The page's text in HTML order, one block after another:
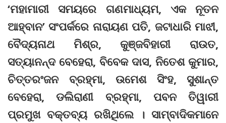
‘ମହାମାରୀ ସମୟରେ ଗଣମାଧ୍ୟମ, ଏକ ନୂତନ
ଆହ୍ବାନ’ ସଂପର୍କରେ ନାରାୟଣ ପତି, ଜଟାଧାରି ମାଝୀ,
ବୈଦ୍ୟନାଥ ମିଶ୍ର, କୁଞ୍ଜବିହାରୀ ରାଉତ,
ସତ୍ୟାନନ୍ଦ ବେହେରା, ବିବେକ ଦାସ, ନିତେଶ କୁମାର,
ଚିତ୍ତରଂଜନ ବ୍ରହ୍ମା, ଉମେଶ ସିଂହ, ସୁଶାନ୍ତ
ବେହେରା, ଡଲିରାଣୀ ବ୍ରହ୍ମା, ପବନ ତିୱାରୀ
ପ୍ରମୁଖ ବକ୍ତବ୍ୟ ରଖିଥିଲେ । ସାମ୍ବାଦିକମାନେ